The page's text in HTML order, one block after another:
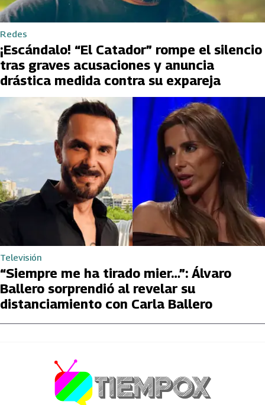
Redes
¡Escándalo! “El Catador” rompe el silencio
tras graves acusaciones y anuncia
drástica medida contra su expareja
Televisión
“Siempre me ha tirado mier…”: Álvaro
Ballero sorprendió al revelar su
distanciamiento con Carla Ballero